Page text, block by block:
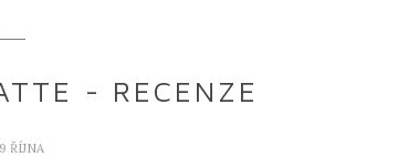
- RECENZE
ŘÍJNA